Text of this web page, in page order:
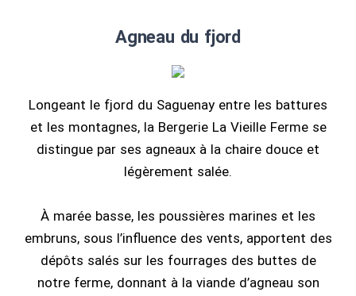
Agneau du fjord
Longeant le fjord du Saguenay entre les battures
et les montagnes, la Bergerie La Vieille Ferme se
distingue par ses agneaux à la chaire douce et
légèrement salée.
À marée basse, les poussières marines et les
embruns, sous l’influence des vents, apportent des
dépôts salés sur les fourrages des buttes de
notre ferme, donnant à la viande d’agneau son